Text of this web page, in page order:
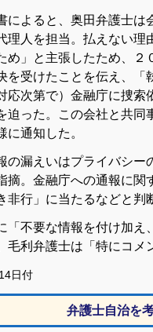
よると、奥田弁護士は
理人を担当。払えない
め」と主張したため、
を受けたことを伝え、
応次第で）金融庁に捜
迫った。この会社と共
通知した。
漏えいはプライバシー
摘。金融庁への通報に
非行」に当たるなどと判
不要な情報を付け加え
毛利弁護士は「特にコメ
日付
弁護士自治を